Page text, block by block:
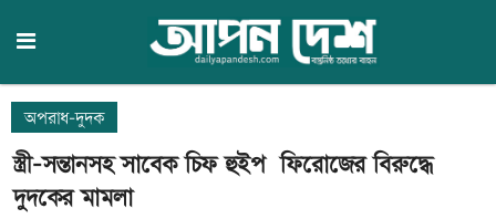
অপরাধ-দুদক
স্ত্রী-সন্তা‌নসহ সাবেক চিফ হুইপ ফিরোজের বিরুদ্ধে
দুদকের মামলা